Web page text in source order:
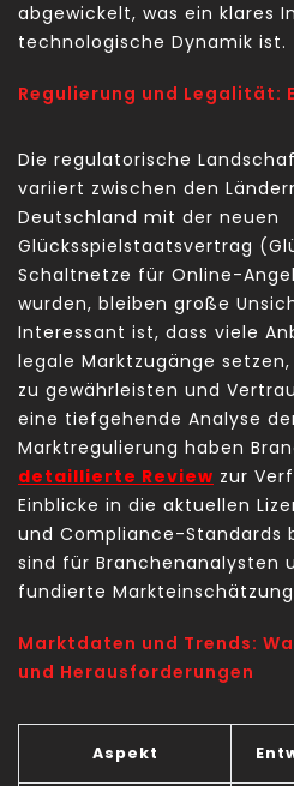
abgewickelt, was ein klares
technologische Dynamik ist.
Regulierung und Legalität:
Die regulatorische
variiert zwischen den
Deutschland mit der neuen
Glücksspielstaatsvertrag
Schaltnetze für Online-
wurden, bleiben große
Interessant ist, dass viele
legale Marktzugänge
zu gewährleisten und
eine tiefgehende Analyse
Marktregulierung haben
detaillierte Review zur
Einblicke in die aktuellen
und Compliance-Standards
sind für Branchenanalysten
fundierte
Marktdaten und Trends:
und Herausforderungen
Aspekt